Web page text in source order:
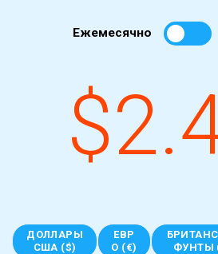
Ежемесячно
ДОЛЛАРЫ
США ($)
ЕВР
О (€)
ФУНТЫ